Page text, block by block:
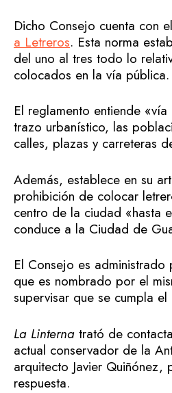
Dicho Consejo cuenta con el
a Letreros. Esta norma
del uno al tres todo lo
colocados en la vía pública.
El reglamento entiende
trazo urbanístico, las
calles, plazas y carreteras
Además, establece en su
prohibición de colocar
centro de la ciudad «hasta
conduce a la Ciudad de
El Consejo es
que es nombrado por el
supervisar que se cumpla el
La Linterna trató de
actual conservador de la
arquitecto Javier Quiñónez,
respuesta.